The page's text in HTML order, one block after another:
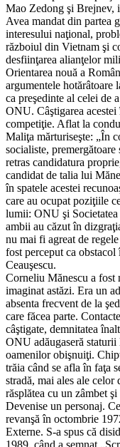
Mao Zedong şi Brejnev,
Avea mandat din partea
interesului naţional,
războiul din Vietnam şi
desfiinţarea alianţelor
Orientarea nouă a
argumentele hotărâtoare
ca preşedinte al celei de
ONU. Câştigarea
competiţie. Aflat la
Maliţa mărturiseşte: „În
socialiste,
retras candidatura
candidat de talia lui
în spatele acestei
care au ocupat poziţiile
lumii: ONU şi
ambii au căzut în
nu mai fi agreat de
fost perceput ca
Ceauşescu.
Corneliu Mănescu a fost
imaginat astăzi. Era un
absenta frecvent de la
care făcea parte.
câştigate, demnitatea
ONU adăugaseră
oamenilor obişnuiţi.
trăia când se afla în faţa
stradă, mai ales ale
răsplătea cu un zâmbet
Devenise un personaj.
revanşă în octombrie
Externe. S-a spus că
1989, când a semnat